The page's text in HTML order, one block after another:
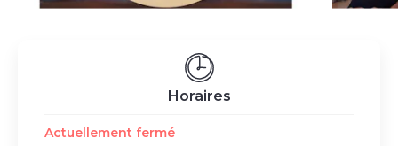
Horaires
Actuellement fermé